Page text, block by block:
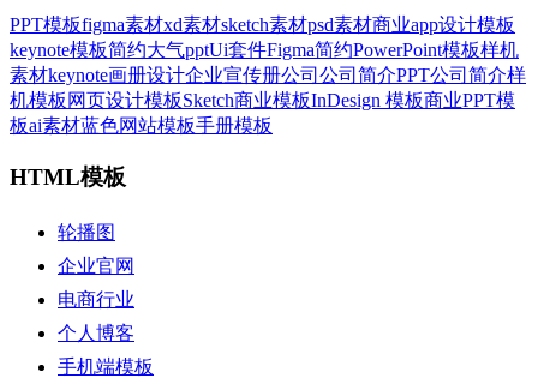
PPT模板figma素材xd素材sketch素材psd素材商业app设计模板
keynote模板简约大气pptUi套件Figma简约PowerPoint模板样机
素材keynote画册设计企业宣传册公司 公司简介PPT公司简介样
机模板 网页设计模板Sketch商业模板InDesign 模板商业PPT模
板ai素材蓝色网站模板手册模板
HTML模板
轮播图
企业官网
电商行业
个人博客
手机端模板